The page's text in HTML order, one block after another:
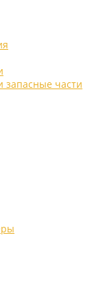
запасные части